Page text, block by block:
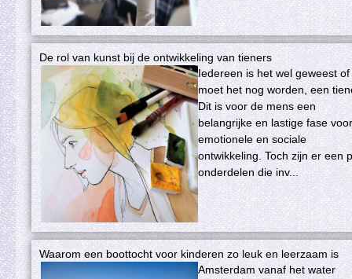
De rol van kunst bij de ontwikkeling van tieners
Iedereen is het wel geweest of
moet het nog worden, een
Dit is voor de mens een
belangrijke en lastige fase
emotionele en sociale
ontwikkeling. Toch zijn er een
onderdelen die inv...
Waarom een boottocht voor kinderen zo leuk en leerzaam is
Amsterdam vanaf het water